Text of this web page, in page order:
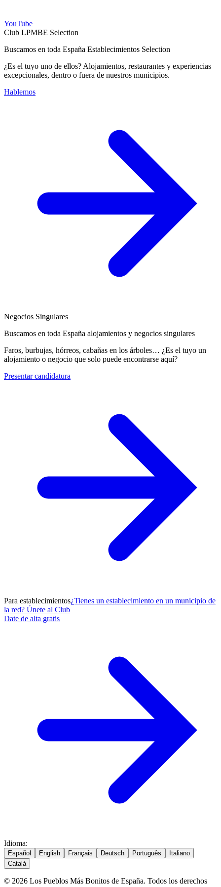
YouTube
Club LPMBE Selection
Buscamos en toda España Establecimientos Selection
¿Es el tuyo uno de ellos? Alojamientos, restaurantes y experiencias
excepcionales, dentro o fuera de nuestros municipios.
Hablemos
Negocios Singulares
Buscamos en toda España alojamientos y negocios singulares
Faros, burbujas, hórreos, cabañas en los árboles… ¿Es el tuyo un
alojamiento o negocio que solo puede encontrarse aquí?
Presentar candidatura
Para establecimientos¿Tienes un establecimiento en un municipio de
la red? Únete al Club
Date de alta gratis
Idioma:
Español English Français Deutsch Português
Italiano
Català
© 2026 Los Pueblos Más Bonitos de España. Todos los derechos